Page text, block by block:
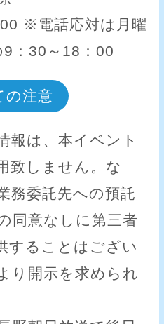
※電話応対は月曜
9：30～18：00
の注意
報は、本イベント
致しません。な
務委託先への預託
同意なしに第三者
することはござい
り開示を求められ